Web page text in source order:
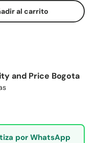
al carrito
and Price Bogota
por WhatsApp